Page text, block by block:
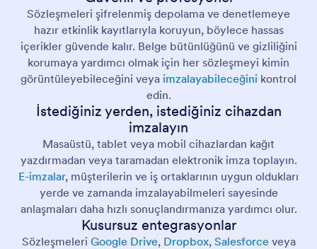
Sözleşmeleri şifrelenmiş depolama ve denetlemeye
hazır etkinlik kayıtlarıyla koruyun, böylece hassas
içerikler güvende kalır. Belge bütünlüğünü ve gizliliğini
korumaya yardımcı olmak için her sözleşmeyi kimin
görüntüleyebileceğini veya imzalayabileceğini kontrol
edin.
İstediğiniz yerden, istediğiniz cihazdan
imzalayın
Masaüstü, tablet veya mobil cihazlardan kağıt
yazdırmadan veya taramadan elektronik imza toplayın.
E-imzalar, müşterilerin ve iş ortaklarının uygun oldukları
yerde ve zamanda imzalayabilmeleri sayesinde
anlaşmaları daha hızlı sonuçlandırmanıza yardımcı olur.
Kusursuz entegrasyonlar
Sözleşmeleri Google Drive, Dropbox, Salesforce veya